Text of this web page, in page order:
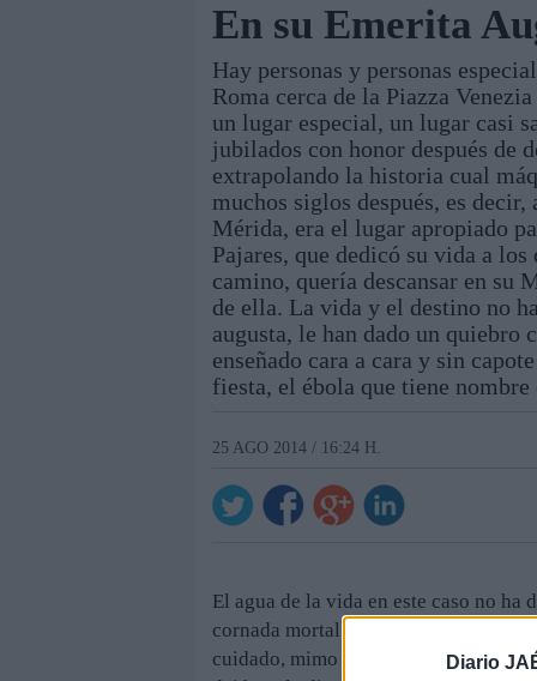
Diario
Módulos Portada Jaén Provincia
En su Emerita
Hay personas y personas
Roma cerca de la Piazza
un lugar especial, un lugar casi
jubilados con honor después de
extrapolando la historia cual
muchos siglos después, es
Mérida, era el lugar apropiado
Pajares, que dedicó su vida a
camino, quería descansar en su
de ella. La vida y el destino no
augusta, le han dado un quiebro
enseñado cara a cara y sin
fiesta, el ébola que tiene
25 AGO 2014 / 16:24 H.
El agua de la vida en este caso no
cornada mortal de necesidad en los
cuidado, mimo y protección